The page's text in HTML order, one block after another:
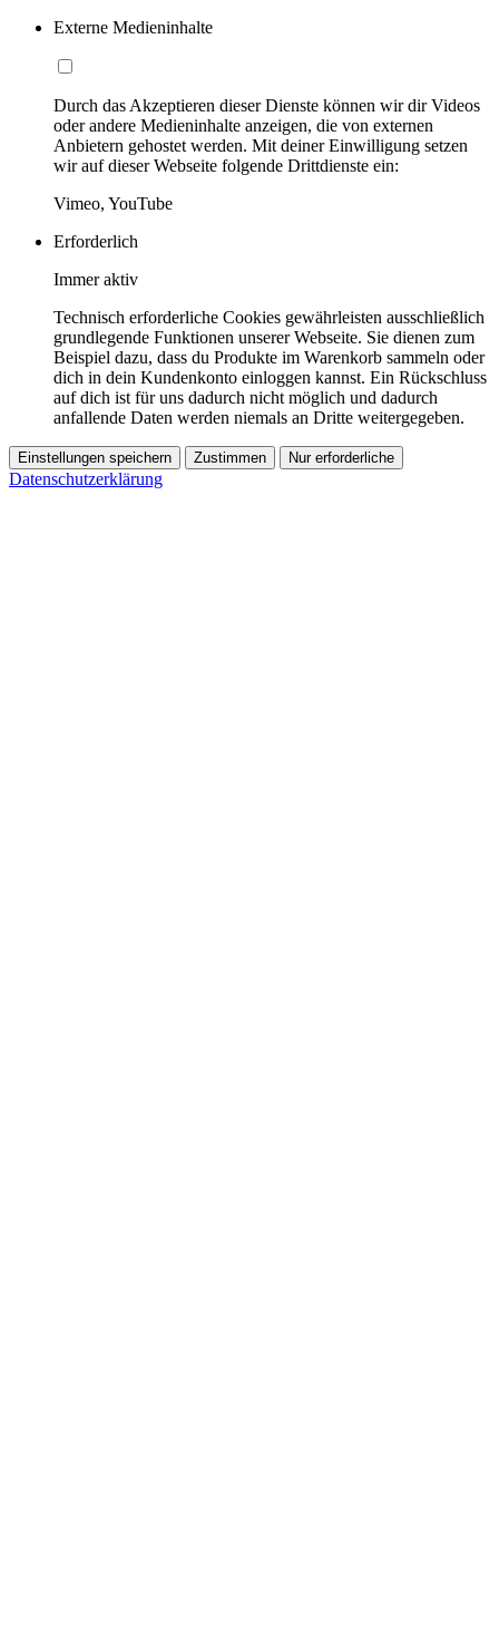
Externe Medieninhalte
Durch das Akzeptieren dieser Dienste können wir dir Videos
oder andere Medieninhalte anzeigen, die von externen
Anbietern gehostet werden. Mit deiner Einwilligung setzen
wir auf dieser Webseite folgende Drittdienste ein:
Vimeo, YouTube
Erforderlich
Immer aktiv
Technisch erforderliche Cookies gewährleisten ausschließlich
grundlegende Funktionen unserer Webseite. Sie dienen zum
Beispiel dazu, dass du Produkte im Warenkorb sammeln oder
dich in dein Kundenkonto einloggen kannst. Ein Rückschluss
auf dich ist für uns dadurch nicht möglich und dadurch
anfallende Daten werden niemals an Dritte weitergegeben.
Einstellungen speichern Zustimmen Nur erforderliche
Datenschutzerklärung